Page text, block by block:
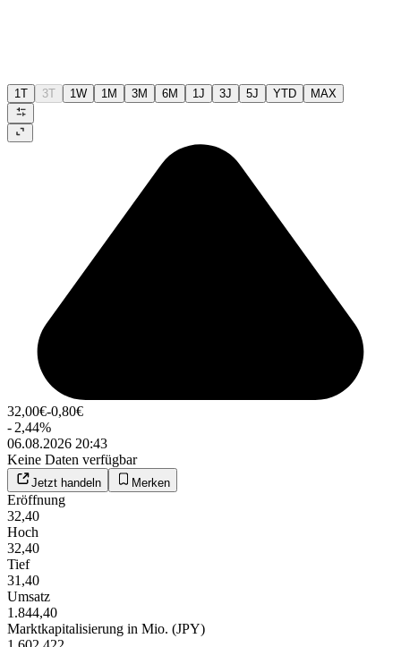
1T 3T 1W 1M 3M 6M 1J 3J 5J YTD MAX
32,00€-0,80€
- 2,44%
06.08.2026 20:43
Keine Daten verfügbar
Jetzt handeln Merken
Eröffnung
32,40
Hoch
32,40
Tief
31,40
Umsatz
1.844,40
Marktkapitalisierung in Mio. (JPY)